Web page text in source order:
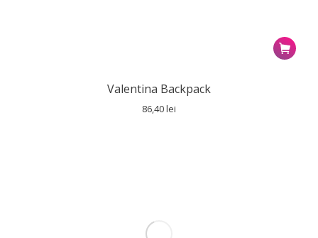
Valentina Backpack
86,40lei